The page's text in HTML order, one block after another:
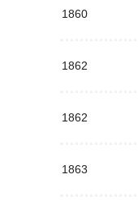
1860
1862
1862
1863